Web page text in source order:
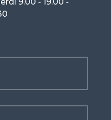
9.00 - 19.00 -